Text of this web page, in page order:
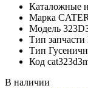
Каталожные
Марка
Модель
Тип запчасти
Тип
Код
В наличии